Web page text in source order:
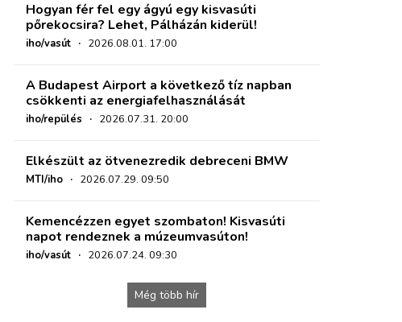
Hogyan fér fel egy ágyú egy kisvasúti
pőrekocsira? Lehet, Pálházán kiderül!
iho/vasút · 2026.08.01. 17:00
A Budapest Airport a következő tíz napban
csökkenti az energiafelhasználását
iho/repülés · 2026.07.31. 20:00
Elkészült az ötvenezredik debreceni BMW
MTI/iho · 2026.07.29. 09:50
Kemencézzen egyet szombaton! Kisvasúti
napot rendeznek a múzeumvasúton!
iho/vasút · 2026.07.24. 09:30
Még több hír